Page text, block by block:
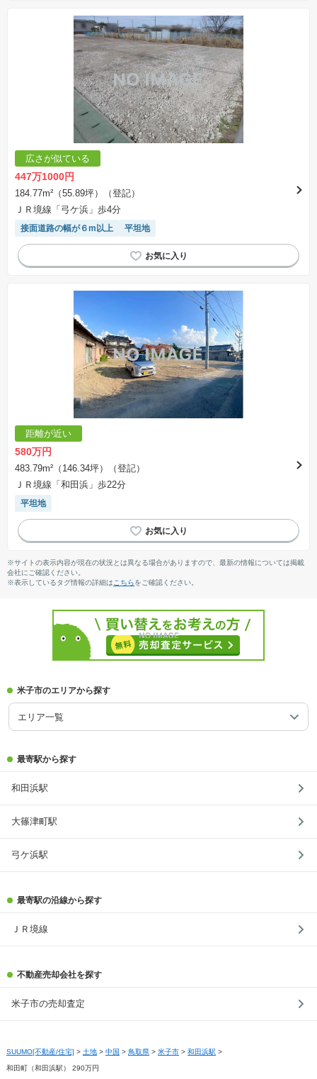
広さが似ている
447万1000円
184.77m²（55.89坪）（登記）
ＪＲ境線「弓ケ浜」歩4分
接面道路の幅が６m以上 平坦地
距離が近い
580万円
483.79m²（146.34坪）（登記）
ＪＲ境線「和田浜」歩22分
平坦地
※サイトの表示内容が現在の状況とは異なる場合がありますので、最新の情報については掲載
会社にご確認ください。
※表示しているタグ情報の詳細は こちらをご確認ください。
米子市のエリアから探す
エリア一覧
最寄駅から探す
和田浜駅
大篠津町駅
弓ケ浜駅
最寄駅の沿線から探す
ＪＲ境線
不動産売却会社を探す
米子市の売却査定
SUUMO[不動産/住宅] > 土地 > 中国 > 鳥取県 > 米子市 > 和田浜駅 >
和田町（和田浜駅） 290万円